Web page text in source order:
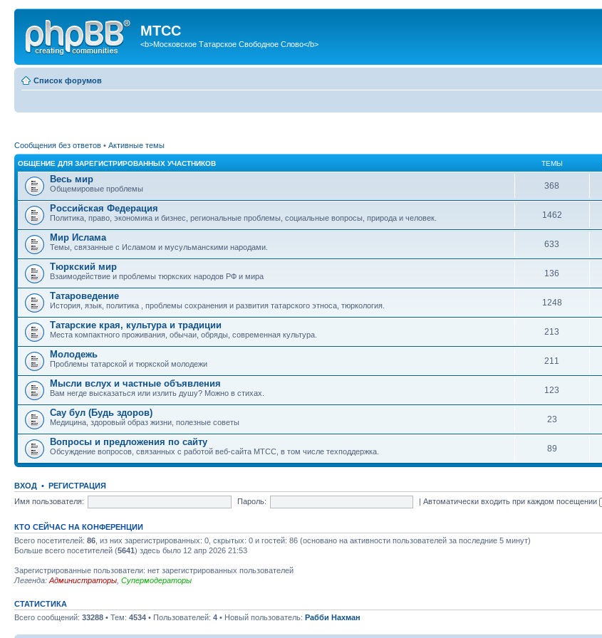
МТСС
<b>Московское Татарское Свободное Слово</b>
Список форумов
Сообщения без ответов • Активные темы
ОБЩЕНИЕ ДЛЯ ЗАРЕГИСТРИРОВАННЫХ УЧАСТНИКОВ ТЕМЫ
Весь мир
Общемировые проблемы 368
Российская Федерация
Политика, право, экономика и бизнес, региональные проблемы, социальные вопросы, природа и человек. 1462
Мир Ислама
Темы, связанные с Исламом и мусульманскими народами. 633
Тюркский мир
Взаимодействие и проблемы тюркских народов РФ и мира 136
Татароведение
История, язык, политика , проблемы сохранения и развития татарского этноса, тюркология. 1248
Татарские края, культура и традиции
Места компактного проживания, обычаи, обряды, современная культура. 213
Молодежь
Проблемы татарской и тюркской молодежи 211
Мысли вслух и частные объявления
Вам негде высказаться или излить душу? Можно в стихах. 123
Сау бул (Будь здоров)
Медицина, здоровый образ жизни, полезные советы 23
Вопросы и предложения по сайту
Обсуждение вопросов, связанных с работой веб-сайта МТСС, в том числе техподдержка. 89
ВХОД • РЕГИСТРАЦИЯ
Имя пользователя:
Пароль: |Автоматически входить при каждом посещении
КТО СЕЙЧАС НА КОНФЕРЕНЦИИ
Всего посетителей: 86 , из них зарегистрированных: 0, скрытых: 0 и гостей: 86 (основано на активности пользователей за последние 5 минут)
Больше всего посетителей (5641) здесь было 12 апр 2026 21:53
Зарегистрированные пользователи: нет зарегистрированных пользователей
Легенда: Администраторы Супермодераторы
СТАТИСТИКА
Всего сообщений: 33288 • Тем: 4534 • Пользователей: 4 • Новый пользователь: Рабби Нахман